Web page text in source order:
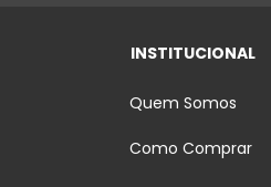
INSTITUCIONAL
Quem Somos
Como Comprar